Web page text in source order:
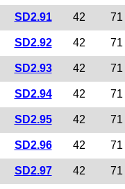
SD2.91 42 71
SD2.92 42 71
SD2.93 42 71
SD2.94 42 71
SD2.95 42 71
SD2.96 42 71
SD2.97 42 71